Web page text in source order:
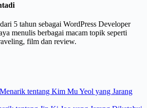
5 tahun sebagai WordPress Developer
menulis berbagai macam topik seperti
film dan review.
tentang Kim Mu Yeol yang Jarang